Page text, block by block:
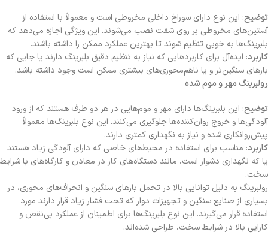
توضیح: این نوع دارای سوراخ داخلی مخروطی است و معمولاً با استفاده از
آستین‌های مخروطی بر روی شفت نصب می‌شوند. این ویژگی اجازه می‌دهد که
بلبرینگ‌ها به خوبی تنظیم شوند تا بهترین عملکرد ممکن را داشته باشند.
کاربرد: ایده‌آل برای کاربردهایی که نیاز به تنظیم دقیق بلبرینگ دارند یا جایی که
بارهای سنگین‌تر و یا ناهم‌محوری‌های بیشتری ممکن است وجود داشته باشد.
رولبرینگ مهر و موم شده
توضیح: این بلبرینگ‌ها دارای مهر و موم‌هایی در هر دو طرف هستند که از ورود
آلودگی‌ها و خروج روان‌کننده‌ها جلوگیری می‌کنند. این نوع بلبرینگ‌ها معمولاً
پیش‌روانکاری شده و نیاز به نگهداری کمتری دارند.
کاربرد: مناسب برای استفاده در محیط‌های خاصی که دارای آلودگی زیاد هستند
یا که نگهداری دشوار است، مانند دستگاه‌های کار در معادن و کارگاه‌های با شرایط
سخت.
رولبرینگ به دلیل توانایی بالا در تحمل بارهای سنگین و انحراف‌های محوری، در
بسیاری از صنایع سنگین و تجهیزات دوار که تحت فشار زیاد قرار دارند مورد
استفاده قرار می‌گیرند. این نوع بلبرینگ‌ها برای اطمینان از عملکرد بی‌نقص و
کارایی بالا در شرایط سخت، طراحی شده‌اند.